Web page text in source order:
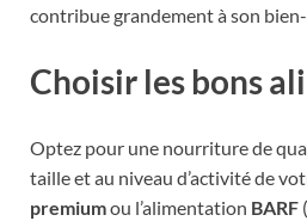
contribue grandement à son bien-
Choisir les bons
Optez pour une nourriture de
taille et au niveau d’activité de
premiumou l’alimentation BARF